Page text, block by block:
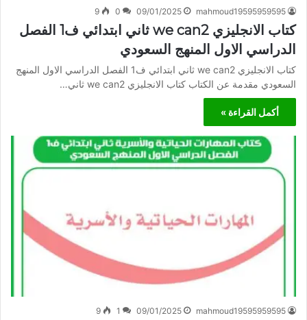
mahmoud19595959595
09/01/2025
0
9
كتاب الانجليزي we can2 ثاني ابتدائي ف1 الفصل
الدراسي الاول المنهج السعودي
كتاب الانجليزي we can2 ثاني ابتدائي ف1 الفصل الدراسي الاول المنهج
السعودي مقدمة عن الكتاب كتاب الانجليزي we can2 ثاني…
أكمل القراءة »
mahmoud19595959595
09/01/2025
1
9